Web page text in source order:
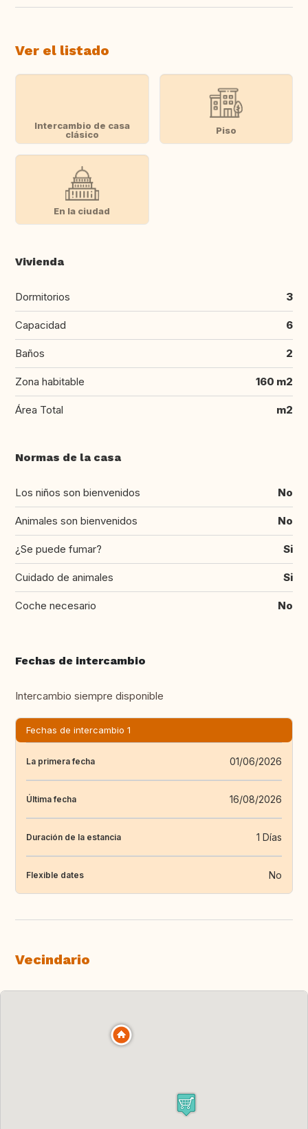
Ver el listado
Intercambio de casa
clásico
Piso
En la ciudad
Vivienda
Dormitorios 3
Capacidad 6
Baños 2
Zona habitable 160 m2
Área Total m2
Normas de la casa
Los niños son bienvenidos No
Animales son bienvenidos No
¿Se puede fumar? Si
Cuidado de animales Si
Coche necesario No
Fechas de intercambio
Intercambio siempre disponible
Fechas de intercambio 1
La primera fecha 01/06/2026
Última fecha 16/08/2026
Duración de la estancia 1 Días
Flexible dates No
Vecindario